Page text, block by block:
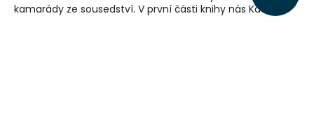
kamarády ze sousedství. V první části knihy nás Kačka...